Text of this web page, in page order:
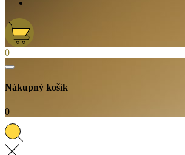
0
Nákupný košík
0